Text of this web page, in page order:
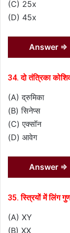
(C) 25x
(D) 45x
Answer ⇒
34. दो तंत्रिका
(A) द्रुमिका
(B) सिनेप्स
(C) एक्सॉन
(D) आवेग
Answer ⇒
35. स्त्रियों में लिंग
(A) XY
(B) XX